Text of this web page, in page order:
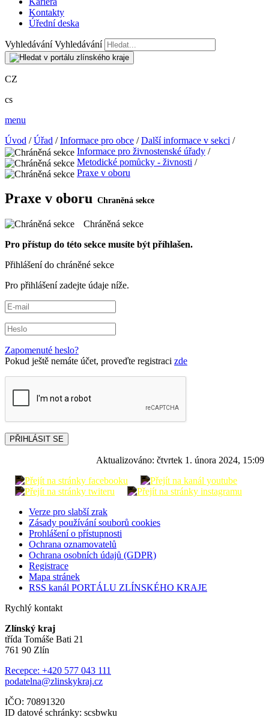
Kontakty
Úřední deska
Vyhledávání Vyhledávání
CZ
cs
menu
Úvod /Úřad /Informace pro obce /Další informace v sekci /
Informace pro živnostenské úřady /
Metodické pomůcky - živnosti /
Praxe v oboru
Praxe v oboru
Chráněná sekce
Pro přístup do této sekce musíte být příhlašen.
Přihlášení do chráněné sekce
Pro přihlášení zadejte údaje níže.
Zapomenuté heslo?
Pokud ještě nemáte účet, proveďte registraci zde
PŘIHLÁSIT SE
Aktualizováno: čtvrtek 1. února 2024, 15:09
Verze pro slabší zrak
Zásady používání souborů cookies
Prohlášení o přístupnosti
Ochrana oznamovatelů
Ochrana osobních údajů (GDPR)
Registrace
Mapa stránek
RSS kanál PORTÁLU ZLÍNSKÉHO KRAJE
Rychlý kontakt
Zlínský kraj
třída Tomáše Bati 21
761 90 Zlín
Recepce: +420 577 043 111
podatelna@zlinskykraj.cz
IČO: 70891320
ID datové schránky: scsbwku